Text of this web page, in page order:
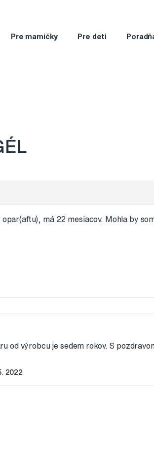
Pre mamičky Pre deti
má 22 mesiacov. Mohla by
od výrobcu je sedem rokov. S
2022